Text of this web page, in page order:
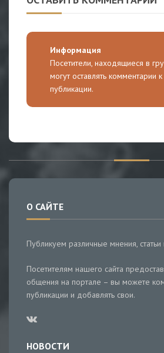
Информация
Посетители, находящиеся в
могут оставлять комментарии
публикации.
О САЙТЕ
Публикуем различные мнения,
Посетителям нашего сайта
общения на портале – вы можете
публикации и добавлять свои.
НОВОСТИ